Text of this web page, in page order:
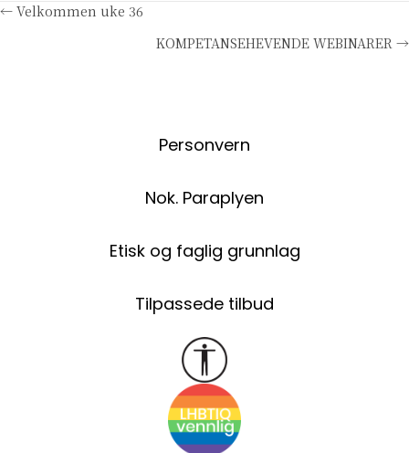
Posts
← Velkommen uke 36
KOMPETANSEHEVENDE WEBINARER →
Personvern
Nok. Paraplyen
Etisk og faglig grunnlag
Tilpassede tilbud